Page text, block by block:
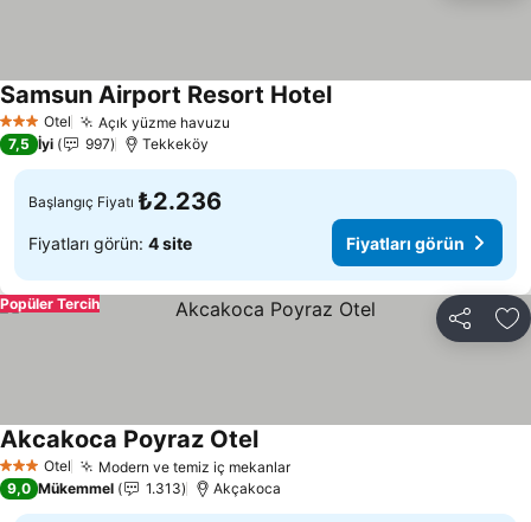
3 YıldızOtel Açık yüzme havuzu
Samsun Airport Resort Hotel
7,5 İyi 997 Tekkeköy
Başlangıç Fiyatı ₺2.236
Fiyatları görün: 4 site Fiyatları görün
Paylaş
Popüler Tercih
3 YıldızOtel Modern ve temiz iç mekanlar
Akcakoca Poyraz Otel
9,0 Mükemmel 1.313 Akçakoca